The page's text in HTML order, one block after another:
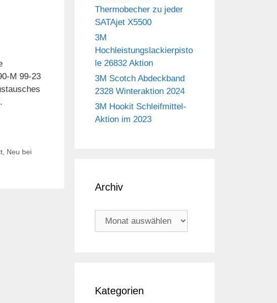
M 99-23
, Neu bei
Thermobecher zu jeder
SATAjet X5500
3M
Hochleistungslackierpisto
le 26832 Aktion
3M Scotch Abdeckband
2328 Winteraktion 2024
3M Hookit Schleifmittel-
Aktion im 2023
Archiv
Archiv
Kategorien